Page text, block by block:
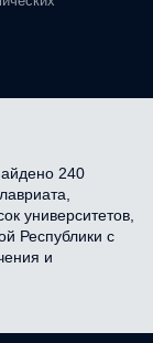
240
университетов,
Республики с
и